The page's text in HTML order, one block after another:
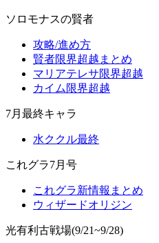
ソロモナスの賢者
攻略/進め方
賢者限界超越まとめ
マリアテレサ限界超越
カイム限界超越
7月最終キャラ
水ククル最終
これグラ7月号
これグラ新情報まとめ
ウィザードオリジン
光有利古戦場(9/21~9/28)